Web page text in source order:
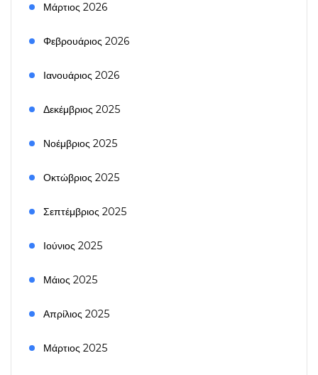
Μάρτιος 2026
Φεβρουάριος 2026
Ιανουάριος 2026
Δεκέμβριος 2025
Νοέμβριος 2025
Οκτώβριος 2025
Σεπτέμβριος 2025
Ιούνιος 2025
Μάιος 2025
Απρίλιος 2025
Μάρτιος 2025